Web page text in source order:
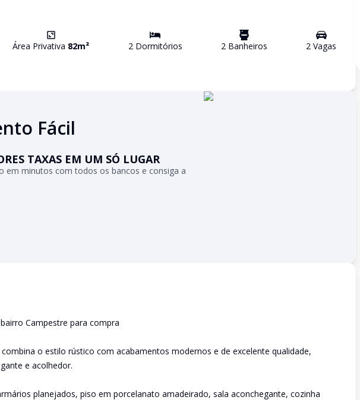
Área Privativa 82m² 2Dormitórios 2Banheiros 2 Vagas
Fácil
TAXAS EM UM SÓ LUGAR
em minutos com todos os bancos e consiga a
Campestre para compra
o estilo rústico com acabamentos modernos e de excelente qualidade,
e acolhedor.
planejados, piso em porcelanato amadeirado, sala aconchegante, cozinha